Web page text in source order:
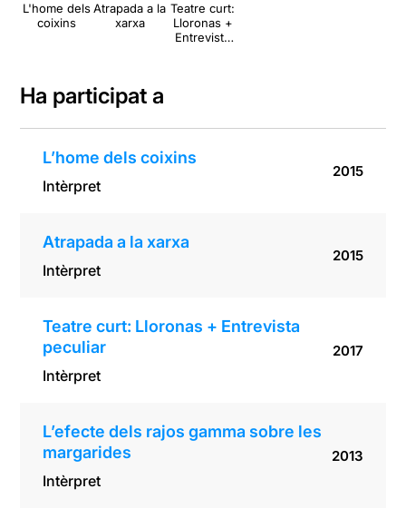
L'home dels
coixins
Atrapada a la
xarxa
Teatre curt:
Lloronas +
Entrevista
Ha participat a
L’home dels coixins
Intèrpret
2015
Atrapada a la xarxa
Intèrpret
2015
Teatre curt: Lloronas + Entrevista
peculiar
Intèrpret
2017
L’efecte dels rajos gamma sobre les
margarides
Intèrpret
2013